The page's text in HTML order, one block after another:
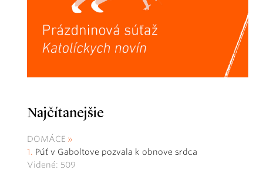
Najčítanejšie
DOMÁCE
Púť v Gaboltove pozvala k obnove srdca
Videné: 509